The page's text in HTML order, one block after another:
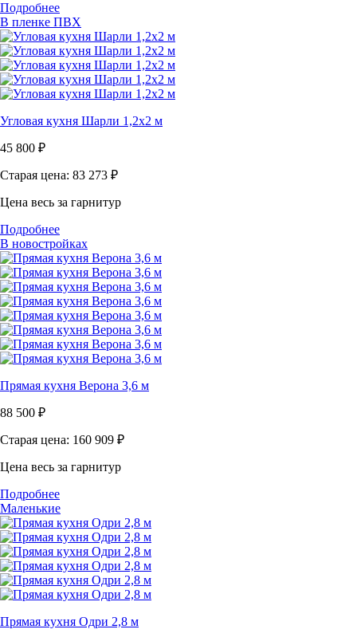
Подробнее
В пленке ПВХ
Угловая кухня Шарли 1,2х2 м
45 800 ₽
Старая цена: 83 273 ₽
Цена весь за гарнитур
Подробнее
В новостройках
Прямая кухня Верона 3,6 м
88 500 ₽
Старая цена: 160 909 ₽
Цена весь за гарнитур
Подробнее
Маленькие
Прямая кухня Одри 2,8 м